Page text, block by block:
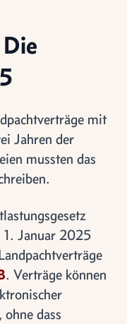
mit
Jahren der
mussten das
Januar 2025
. Verträge können
dass